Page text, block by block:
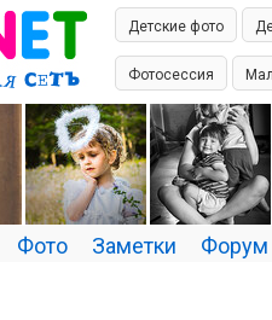
Детские фото
Фотосессия
Семья Лето
Детская
Детская
Фото Заметки Форум